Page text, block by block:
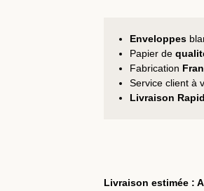
Enveloppes
Papier de
Fabrication
Service client à
Livraison
Livraison estimée :